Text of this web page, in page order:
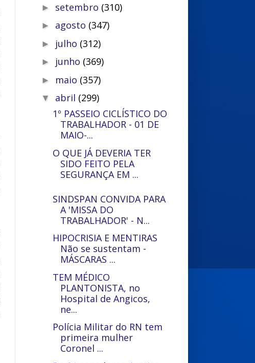
► setembro (310)
► agosto (347)
► julho (312)
► junho (369)
► maio (357)
▼ abril (299)
1º PASSEIO CICLÍSTICO DO
TRABALHADOR - 01 DE
MAIO-...
O QUE JÁ DEVERIA TER
SIDO FEITO PELA
SEGURANÇA EM ...
SINDSPAN CONVIDA PARA
A 'MISSA DO
TRABALHADOR' - N...
HIPOCRISIA E MENTIRAS
Não se sustentam -
MÁSCARAS ...
TEM MÉDICO
PLANTONISTA, no
Hospital de Angicos,
ne...
Polícia Militar do RN tem
primeira mulher
Coronel ...